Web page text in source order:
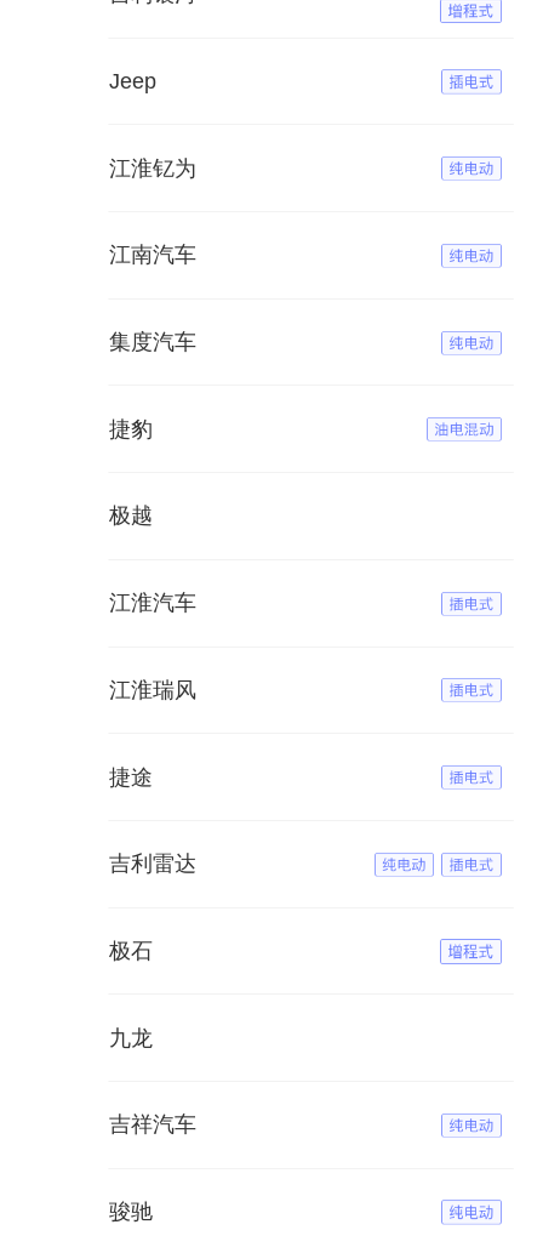
Jeep
江淮钇为
江南汽车
集度汽车
捷豹
极越
江淮汽车
江淮瑞风
捷途
吉利雷达
极石
九龙
吉祥汽车
骏驰